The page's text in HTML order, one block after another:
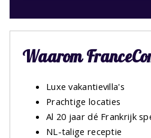
Waarom
Luxe vakantievilla's
Prachtige locaties
Al 20 jaar dé Frankrijk
NL-talige receptie